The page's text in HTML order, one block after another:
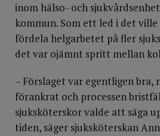
inom hälso- och
kommun. Som ett led i det
fördela helgarbetet på fler
det var ojämnt spritt mellan
– Förslaget var egentligen bra,
förankrat och processen
sjuksköterskor valde att säga
tiden, säger sjuksköterskan